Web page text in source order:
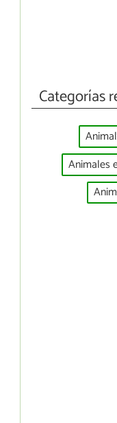
Categorías
Animales